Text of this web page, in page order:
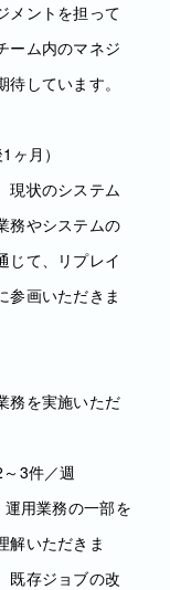
メントを担って
ーム内のマネジ
しています。
月）
現状のシステム
務やシステムの
じて、リプレイ
参画いただきま
務を実施いただ
3件／週
用業務の一部を
解いただきま
既存ジョブの改